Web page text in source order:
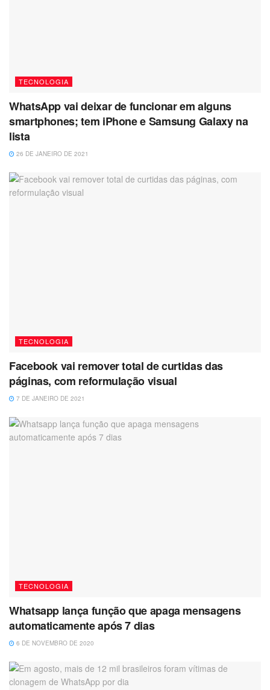
TECNOLOGIA
WhatsApp vai deixar de funcionar em alguns
smartphones; tem iPhone e Samsung Galaxy na
lista
26 DE JANEIRO DE 2021
TECNOLOGIA
Facebook vai remover total de curtidas das
páginas, com reformulação visual
7 DE JANEIRO DE 2021
TECNOLOGIA
Whatsapp lança função que apaga mensagens
automaticamente após 7 dias
6 DE NOVEMBRO DE 2020